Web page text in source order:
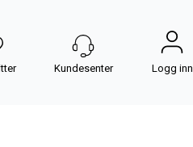
Logg inn